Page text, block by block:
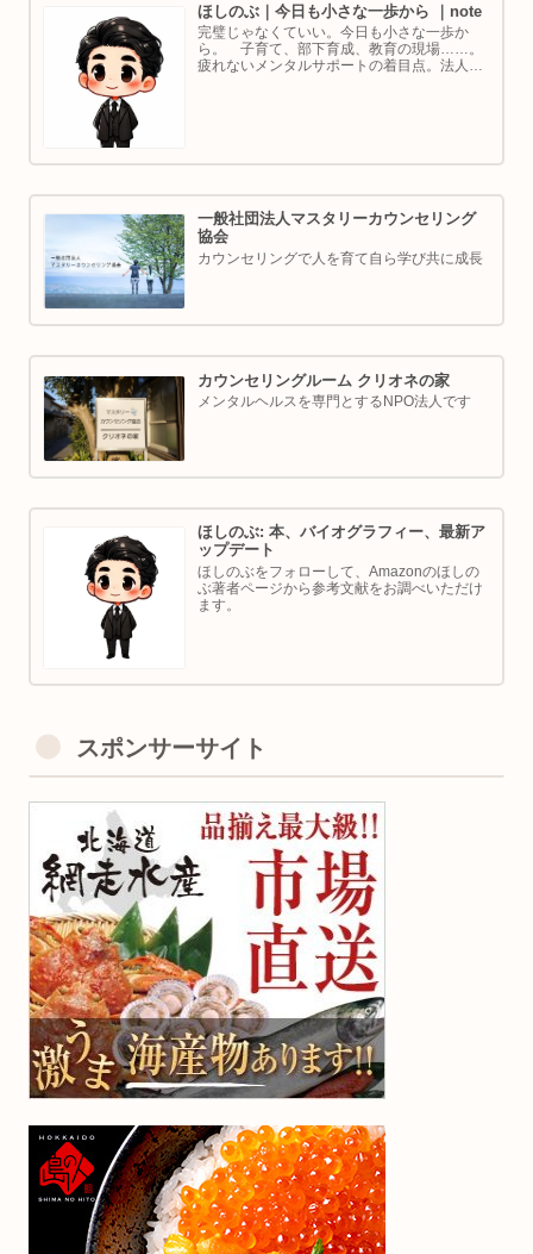
ほしのぶ｜今日も小さな一歩から ｜note
完璧じゃなくていい。今日も小さな一歩か
ら。 子育て、部下育成、教育の現場……。
疲れないメンタルサポートの着目点。法人代
一般社団法人マスタリーカウンセリング
協会
カウンセリングで人を育て自ら学び共に成長
カウンセリングルーム クリオネの家
メンタルヘルスを専門とするNPO法人です
ほしのぶ: 本、バイオグラフィー、最新ア
ップデート
ほしのぶをフォローして、Amazonのほしの
ぶ著者ページから参考文献をお調べいただけ
ます。
スポンサーサイト